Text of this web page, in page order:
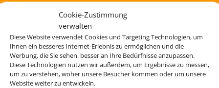
Cookie-Zustimmung
verwalten
Diese Website verwendet Cookies und Targeting Technologien, um
Ihnen ein besseres Internet-Erlebnis zu ermöglichen und die
Werbung, die Sie sehen, besser an Ihre Bedürfnisse anzupassen.
Diese Technologien nutzen wir außerdem, um Ergebnisse zu messen,
um zu verstehen, woher unsere Besucher kommen oder um unsere
Website weiter zu entwickeln.
Die Abwicklung der Buchung übernimmt Schmetterling
International GmbH & Co.KG im Auftrag des Webseiteninhabers.